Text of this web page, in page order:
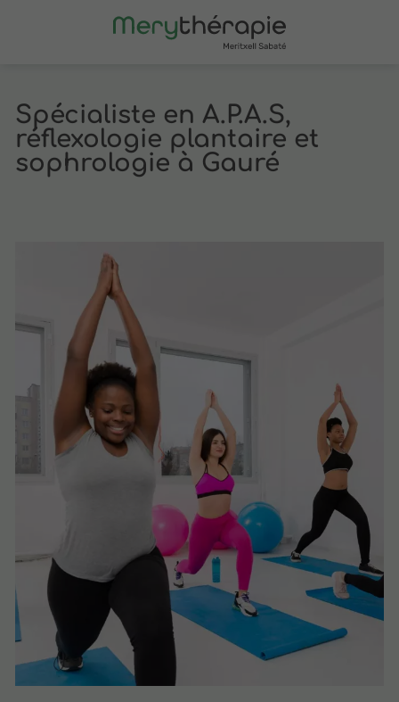
Spécialiste en A.P.A.S,
réflexologie plantaire et
sophrologie à Gauré